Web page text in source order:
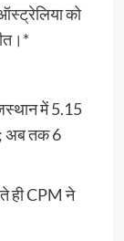
को
में 5.15
अब तक 6
ही CPM ने